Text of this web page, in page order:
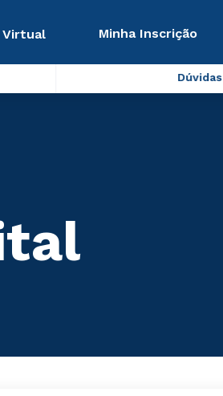
Virtual Minha Inscrição
Dúvidas